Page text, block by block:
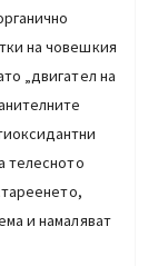
на човешкия
„двигател на
телесното
и намаляват